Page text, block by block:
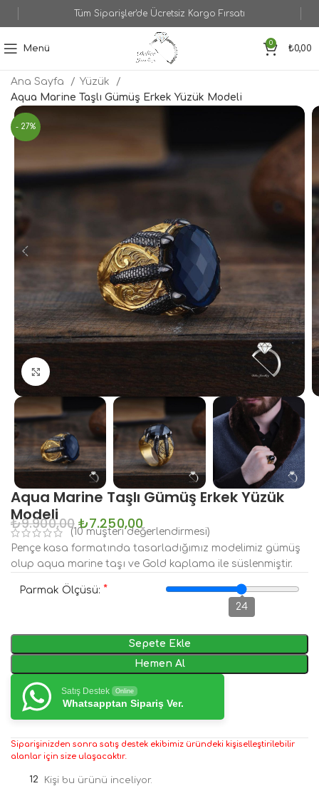
Tüm Siparişler'de Ücretsiz Kargo Fırsatı
Menü
0
₺0,00
Ana Sayfa
Yüzük
Aqua Marine Taşlı Gümüş Erkek Yüzük Modeli
- 27%
Aqua Marine Taşlı Gümüş Erkek Yüzük
Modeli
₺9.900,00 ₺7.250,00
(10müşteri değerlendirmesi)
Pençe kasa formatında tasarladığımız modelimiz gümüş
olup aqua marine taşı ve Gold kaplama ile süslenmiştir.
Parmak Ölçüsü: *
24
Sepete Ekle
Hemen Al
Satış Destek Online
Whatsapptan Sipariş Ver.
Siparişinizden sonra satış destek ekibimiz üründeki kişiselleştirilebilir
alanlar için size ulaşacaktır.
12 Kişi bu ürünü inceliyor.